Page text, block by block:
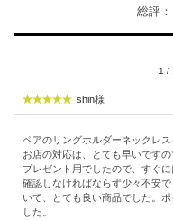
総評：
1 /
shin様
ペアのリングホルダーネックレス
お店の対応は、とても早いです
プレゼント用でしたので、すぐ
確認しなければならず少々不安
いて、とても良い商品でした。
した。